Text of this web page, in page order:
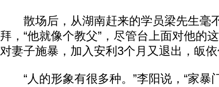
散场后，从湖南赶来的学员梁先生毫
拜，“他就像个教父”，尽管台上面对他的
对妻子施暴，加入安利3个月又退出，皈
“人的形象有很多种。”李阳说，“家暴